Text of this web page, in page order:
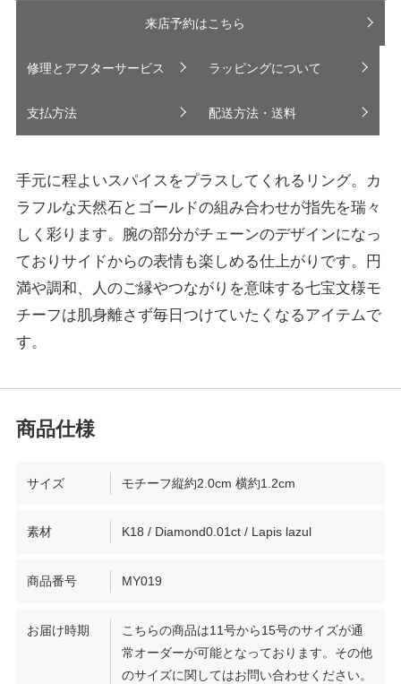
来店予約はこちら
修理とアフターサービス ラッピングについて
支払方法 配送方法・送料
手元に程よいスパイスをプラスしてくれるリング。カ
ラフルな天然石とゴールドの組み合わせが指先を瑞々
しく彩ります。腕の部分がチェーンのデザインになっ
ておりサイドからの表情も楽しめる仕上がりです。円
満や調和、人のご縁やつながりを意味する七宝文様モ
チーフは肌身離さず毎日つけていたくなるアイテムで
す。
サイズ モチーフ縦約2.0cm 横約1.2cm
素材 K18 / Diamond0.01ct / Lapis lazul
商品番号 MY019
お届け時期
こちらの商品は11号から15号のサイズが通
常オーダーが可能となっております。その他
のサイズに関してはお問い合わせください。